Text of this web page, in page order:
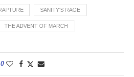
SANITY'S RAGE
THE ADVENT OF MARCH
0